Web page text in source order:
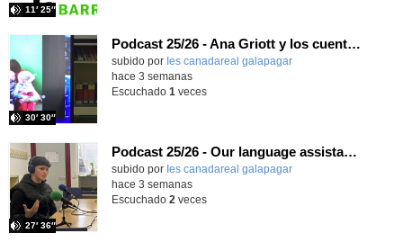
11′ 25″
Podcast 25/26 - Ana Griott y los cuentos de las voces olvidadas
subido por Ies canadareal galapagar
30′ 30″
-
hace 3 semanas
Escuchado 1 veces
Podcast 25/26 - Our language assistant Ellie
subido por Ies canadareal galapagar
27′ 36″
-
hace 3 semanas
Escuchado 2 veces